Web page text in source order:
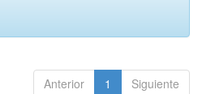
Anterior 1 Siguiente